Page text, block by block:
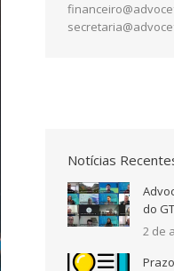
Notícias
do
2 de